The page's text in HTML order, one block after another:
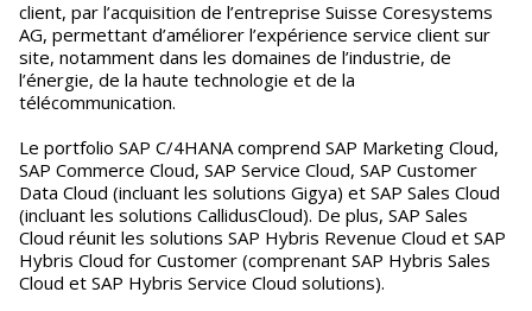
client, par l’acquisition de l’entreprise Suisse Coresystems
AG, permettant d’améliorer l’expérience service client sur
site, notamment dans les domaines de l’industrie, de
l’énergie, de la haute technologie et de la
télécommunication.
Le portfolio SAP C/4HANA comprend SAP Marketing Cloud,
SAP Commerce Cloud, SAP Service Cloud, SAP Customer
Data Cloud (incluant les solutions Gigya) et SAP Sales Cloud
(incluant les solutions CallidusCloud). De plus, SAP Sales
Cloud réunit les solutions SAP Hybris Revenue Cloud et SAP
Hybris Cloud for Customer (comprenant SAP Hybris Sales
Cloud et SAP Hybris Service Cloud solutions).